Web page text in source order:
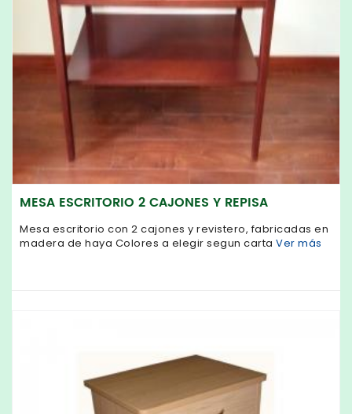
MESA ESCRITORIO 2 CAJONES Y REPISA
Mesa escritorio con 2 cajones y revistero, fabricadas en
madera de haya Colores a elegir segun carta Ver más